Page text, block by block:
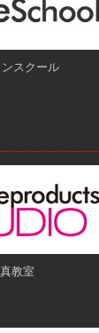
スクール
教室